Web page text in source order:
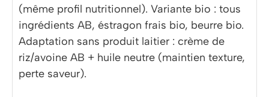
(même profil nutritionnel). Variante bio : tous
ingrédients AB, éstragon frais bio, beurre bio.
Adaptation sans produit laitier : crème de
riz/avoine AB + huile neutre (maintien texture,
perte saveur).